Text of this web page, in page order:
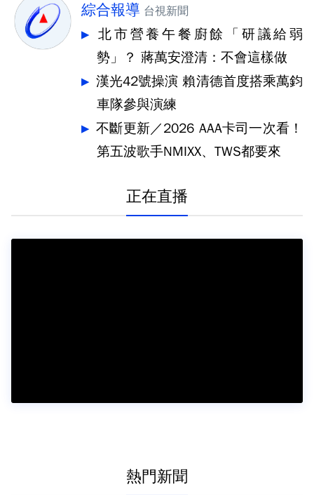
綜合報導 台視新聞
北市營養午餐廚餘「研議給弱
勢」？ 蔣萬安澄清：不會這樣做
漢光42號操演 賴清德首度搭乘萬鈞
車隊參與演練
不斷更新／2026 AAA卡司一次看！
第五波歌手NMIXX、TWS都要來
正在直播
熱門新聞